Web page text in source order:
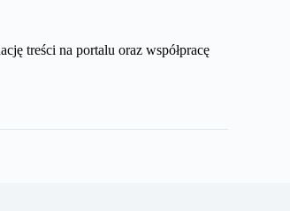
treści na portalu oraz współpracę